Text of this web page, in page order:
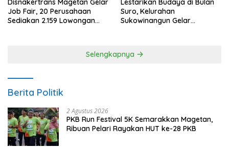
Disnakertrans Magetan Gelar
Job Fair, 20 Perusahaan
Sediakan 2.159 Lowongan
Lestarikan Budaya di Bulan
Suro, Kelurahan
Sukowinangun Gelar
Selengkapnya
Berita Politik
2 Agustus 2026
PKB Run Festival 5K Semarakkan Magetan,
Ribuan Pelari Rayakan HUT ke-28 PKB